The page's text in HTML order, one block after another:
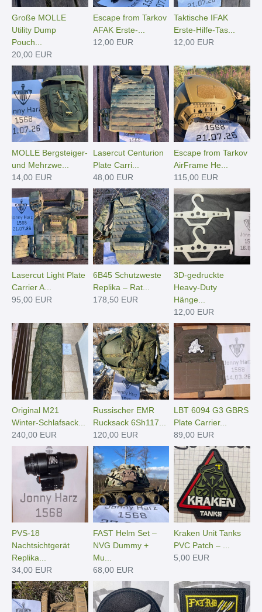
Große MOLLE
Utility Dump
Pouch...
20,00 EUR
Escape from Tarkov
AFAK Erste-...
12,00 EUR
Taktische IFAK
Erste-Hilfe-Tas...
12,00 EUR
MOLLE Bergsteiger-
und Mehrzwe...
14,00 EUR
Lasercut Centurion
Plate Carri...
48,00 EUR
Escape from Tarkov
AirFrame He...
115,00 EUR
Lasercut Light Plate
Carrier A...
95,00 EUR
6B45 Schutzweste
Replika – Rat...
178,50 EUR
3D-gedruckte
Heavy-Duty
Hänge­...
12,00 EUR
Original M21
Winter-Schlafsack...
240,00 EUR
Russischer EMR
Rucksack 6Sh117...
120,00 EUR
LBT 6094 G3 GBRS
Plate Carrier...
89,00 EUR
PVS-18
Nachtsichtgerät
Replika...
34,00 EUR
FAST Helm Set –
NVG Dummy +
Mu...
68,00 EUR
Kraken Unit Tanks
PVC Patch – ...
5,00 EUR